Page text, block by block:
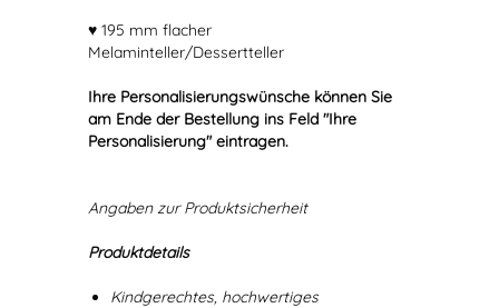
♥ 195 mm flacher
Melaminteller/Dessertteller
Ihre Personalisierungswünsche können Sie
am Ende der Bestellung ins Feld "Ihre
Personalisierung" eintragen.
Angaben zur Produktsicherheit
Produktdetails
Kindgerechtes, hochwertiges